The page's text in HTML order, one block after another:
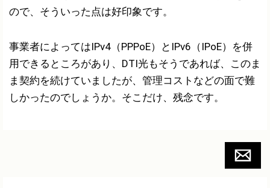
ので、そういった点は好印象です。
事業者によってはIPv4（PPPoE）とIPv6（IPoE）を併
用できるところがあり、DTI光もそうであれば、このま
ま契約を続けていましたが、管理コストなどの面で難
しかったのでしょうか。そこだけ、残念です。